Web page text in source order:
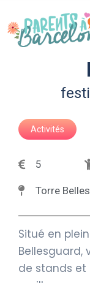
Activités
5
Torre
Situé en
Bellesguard,
de stands et